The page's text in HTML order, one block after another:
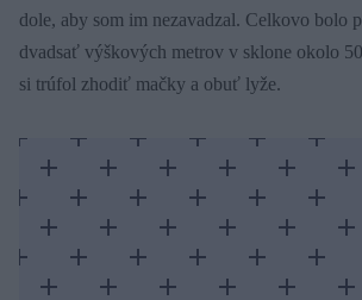
dole, aby som im nezavadzal. Celkovo bolo
dvadsať výškových metrov v sklone okolo
si trúfol zhodiť mačky a obuť lyže.